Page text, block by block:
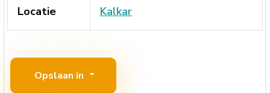
Locatie Kalkar
Opslaan in